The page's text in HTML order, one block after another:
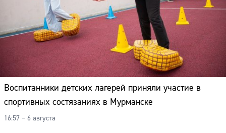
Воспитанники детских лагерей приняли участие в
спортивных состязаниях в Мурманске
16:57 – 6 августа